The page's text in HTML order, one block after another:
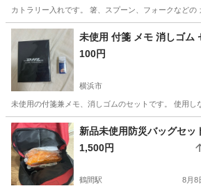
カトラリー入れです。 箸、スプーン、フォークなど
神奈川 横浜市 食器 フォーク
未使用 付箋 メモ 消しゴム
100円
横浜市
未使用の付箋兼メモ、消しゴムのセットです。 使用
神奈川 横浜市 その他 消しゴム
新品未使用防災バッグセッ
1,500円
鶴間駅 8月8